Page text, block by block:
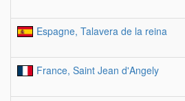
Espagne, Talavera de la reina
France, Saint Jean d'Angely